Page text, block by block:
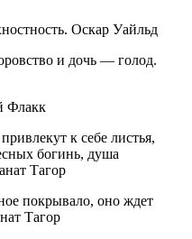
Оскар Уайльд
и дочь — голод.
Флакк
к себе листья,
богинь, душа
Тагор
покрывало, оно ждет
Тагор